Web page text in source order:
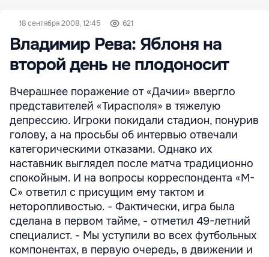
18 сентября 2008, 12:45 621
Владимир Рева: Яблоня на
второй день не плодоносит
Вчерашнее поражение от «Дачии» ввергло
представителей «Тирасполя» в тяжелую
депрессию. Игроки покидали стадион, понурив
голову, а на просьбы об интервью отвечали
категорическими отказами. Однако их
наставник выглядел после матча традиционно
спокойным. И на вопросы корреспондента «М-
С» ответил с присущим ему тактом и
неторопливостью. - Фактически, игра была
сделана в первом тайме, - отметил 49-летний
специалист. - Мы уступили во всех футбольных
компонентах, в первую очередь, в движении и